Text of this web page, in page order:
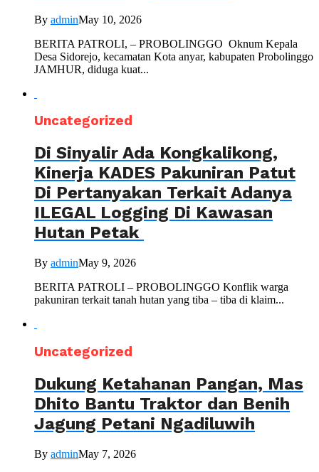
By adminMay 10, 2026
BERITA PATROLI, – PROBOLINGGO Oknum Kepala
Desa Sidorejo, kecamatan Kota anyar, kabupaten Probolinggo
JAMHUR, diduga kuat...
Uncategorized
Di Sinyalir Ada Kongkalikong,
Kinerja KADES Pakuniran Patut
Di Pertanyakan Terkait Adanya
ILEGAL Logging Di Kawasan
Hutan Petak
By adminMay 9, 2026
BERITA PATROLI – PROBOLINGGO Konflik warga
pakuniran terkait tanah hutan yang tiba – tiba di klaim...
Uncategorized
Dukung Ketahanan Pangan, Mas
Dhito Bantu Traktor dan Benih
Jagung Petani Ngadiluwih
By adminMay 7, 2026